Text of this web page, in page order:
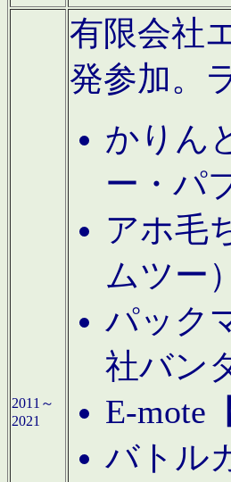
2011～
2021
有限会社
発参加。
かりん
ー・パ
アホ毛
ムツー）
パック
社バン
E-mote
バトル